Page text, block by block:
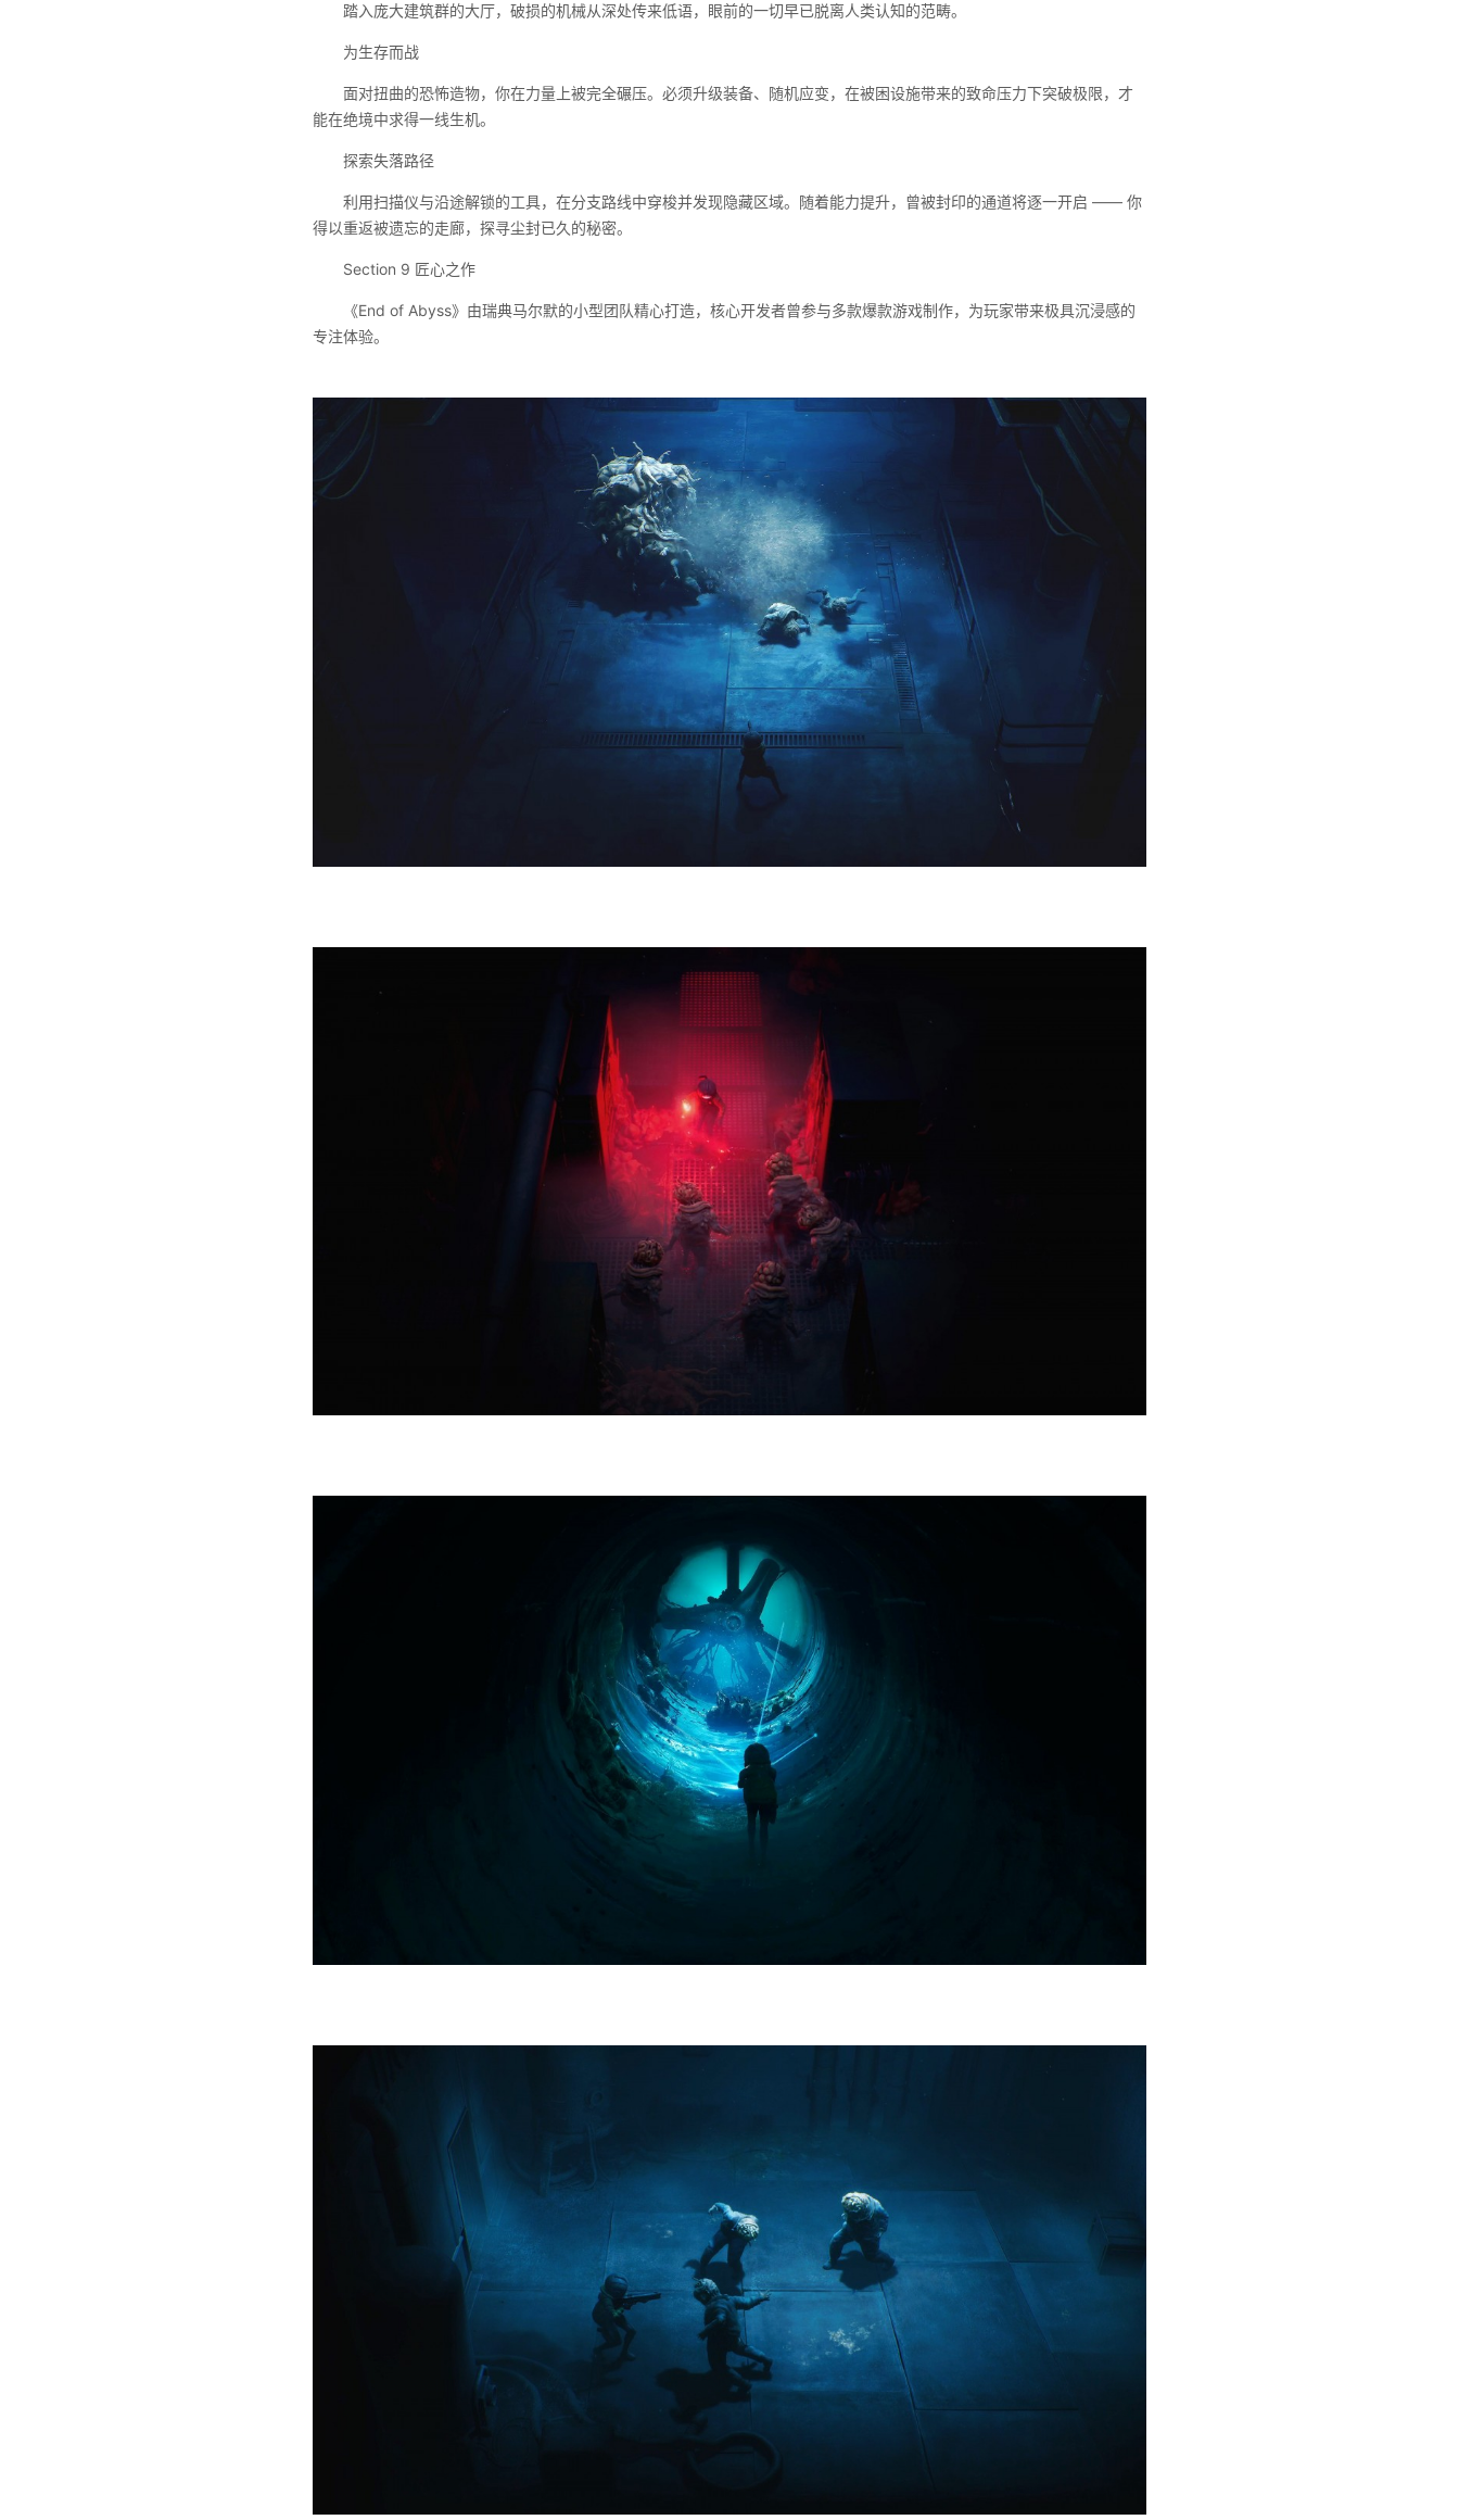
踏入庞大建筑群的大厅，破损的机械从深处传来低语，眼前的一切早已脱离人类认知的范畴。
为生存而战
面对扭曲的恐怖造物，你在力量上被完全碾压。必须升级装备、随机应变，在被困设施带来的致命压力下突破极限，才
能在绝境中求得一线生机。
探索失落路径
利用扫描仪与沿途解锁的工具，在分支路线中穿梭并发现隐藏区域。随着能力提升，曾被封印的通道将逐一开启 —— 你
得以重返被遗忘的走廊，探寻尘封已久的秘密。
Section 9 匠心之作
《End of Abyss》由瑞典马尔默的小型团队精心打造，核心开发者曾参与多款爆款游戏制作，为玩家带来极具沉浸感的
专注体验。